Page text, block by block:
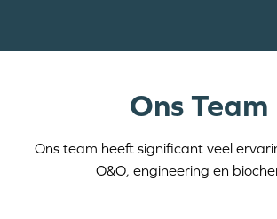
Ons Team
Ons team heeft significant veel
O&O, engineering en